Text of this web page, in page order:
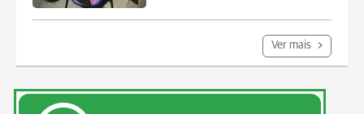
Ver mais